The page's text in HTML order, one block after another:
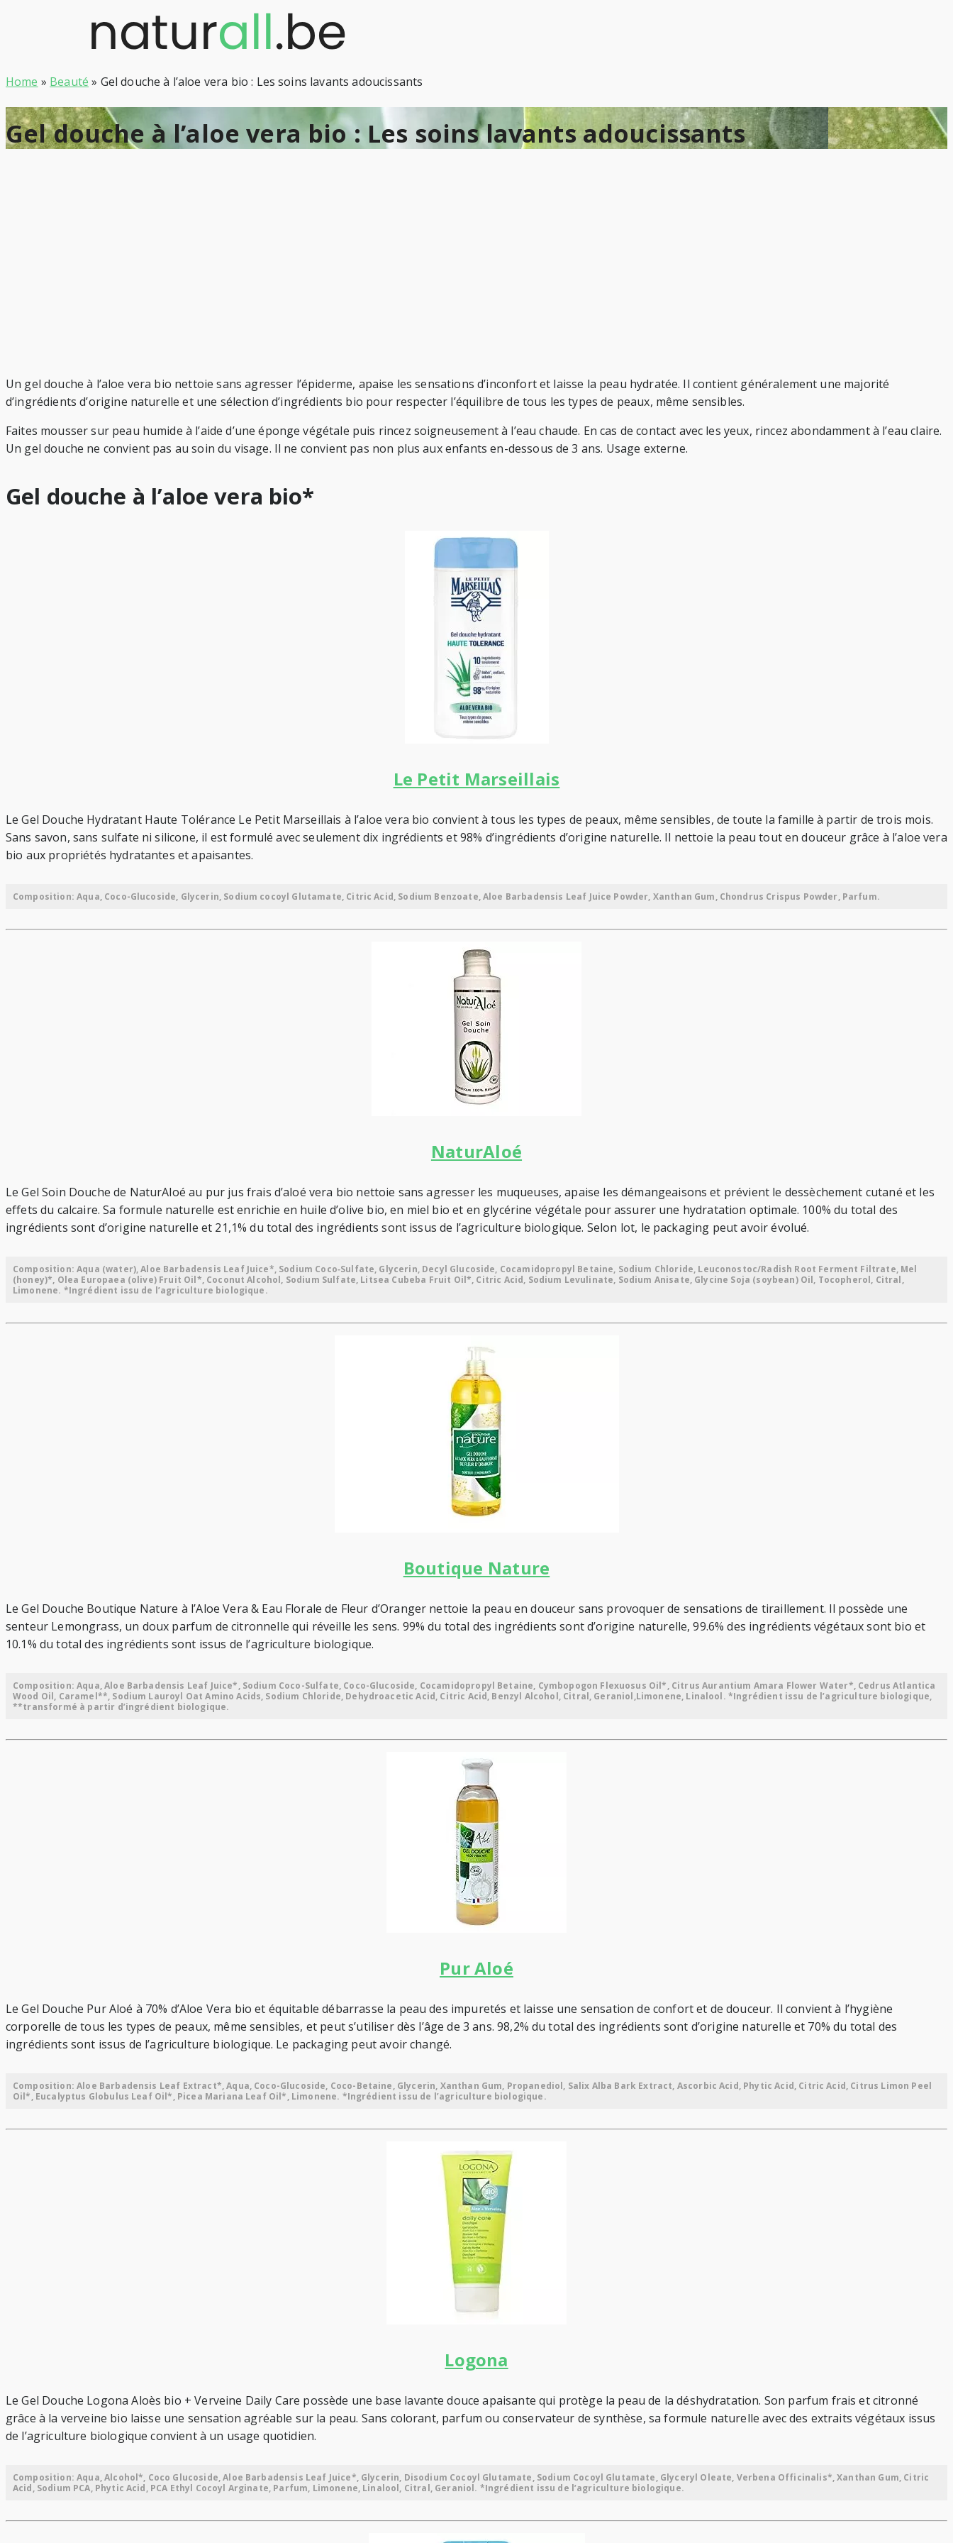
Home » Beauté » Gel douche à l’aloe vera bio : Les soins lavants adoucissants
Gel douche à l’aloe vera bio : Les soins lavants adoucissants
Un gel douche à l’aloe vera bio nettoie sans agresser l’épiderme, apaise les sensations d’inconfort et laisse la peau hydratée. Il contient généralement une majorité
d’ingrédients d’origine naturelle et une sélection d’ingrédients bio pour respecter l’équilibre de tous les types de peaux, même sensibles.
Faites mousser sur peau humide à l’aide d’une éponge végétale puis rincez soigneusement à l’eau chaude. En cas de contact avec les yeux, rincez abondamment à l’eau claire.
Un gel douche ne convient pas au soin du visage. Il ne convient pas non plus aux enfants en-dessous de 3 ans. Usage externe.
Gel douche à l’aloe vera bio*
Le Petit Marseillais
Le Gel Douche Hydratant Haute Tolérance Le Petit Marseillais à l’aloe vera bio convient à tous les types de peaux, même sensibles, de toute la famille à partir de trois mois.
Sans savon, sans sulfate ni silicone, il est formulé avec seulement dix ingrédients et 98% d’ingrédients d’origine naturelle. Il nettoie la peau tout en douceur grâce à l’aloe vera
bio aux propriétés hydratantes et apaisantes.
Composition: Aqua, Coco-Glucoside, Glycerin, Sodium cocoyl Glutamate, Citric Acid, Sodium Benzoate, Aloe Barbadensis Leaf Juice Powder, Xanthan Gum, Chondrus Crispus Powder, Parfum.
NaturAloé
Le Gel Soin Douche de NaturAloé au pur jus frais d’aloé vera bio nettoie sans agresser les muqueuses, apaise les démangeaisons et prévient le dessèchement cutané et les
effets du calcaire. Sa formule naturelle est enrichie en huile d’olive bio, en miel bio et en glycérine végétale pour assurer une hydratation optimale. 100% du total des
ingrédients sont d’origine naturelle et 21,1% du total des ingrédients sont issus de l’agriculture biologique. Selon lot, le packaging peut avoir évolué.
Composition: Aqua (water), Aloe Barbadensis Leaf Juice*, Sodium Coco‐Sulfate, Glycerin, Decyl Glucoside, Cocamidopropyl Betaine, Sodium Chloride, Leuconostoc/Radish Root Ferment Filtrate, Mel
(honey)*, Olea Europaea (olive) Fruit Oil*, Coconut Alcohol, Sodium Sulfate, Litsea Cubeba Fruit Oil*, Citric Acid, Sodium Levulinate, Sodium Anisate, Glycine Soja (soybean) Oil, Tocopherol, Citral,
Limonene. *Ingrédient issu de l’agriculture biologique.
Boutique Nature
Le Gel Douche Boutique Nature à l’Aloe Vera & Eau Florale de Fleur d’Oranger nettoie la peau en douceur sans provoquer de sensations de tiraillement. Il possède une
senteur Lemongrass, un doux parfum de citronnelle qui réveille les sens. 99% du total des ingrédients sont d’origine naturelle, 99.6% des ingrédients végétaux sont bio et
10.1% du total des ingrédients sont issus de l’agriculture biologique.
Composition: Aqua, Aloe Barbadensis Leaf Juice*, Sodium Coco-Sulfate, Coco-Glucoside, Cocamidopropyl Betaine, Cymbopogon Flexuosus Oil*, Citrus Aurantium Amara Flower Water*, Cedrus Atlantica
Wood Oil, Caramel**, Sodium Lauroyl Oat Amino Acids, Sodium Chloride, Dehydroacetic Acid, Citric Acid, Benzyl Alcohol, Citral, Geraniol,Limonene, Linalool. *Ingrédient issu de l’agriculture biologique,
**transformé à partir d’ingrédient biologique.
Pur Aloé
Le Gel Douche Pur Aloé à 70% d’Aloe Vera bio et équitable débarrasse la peau des impuretés et laisse une sensation de confort et de douceur. Il convient à l’hygiène
corporelle de tous les types de peaux, même sensibles, et peut s’utiliser dès l’âge de 3 ans. 98,2% du total des ingrédients sont d’origine naturelle et 70% du total des
ingrédients sont issus de l’agriculture biologique. Le packaging peut avoir changé.
Composition: Aloe Barbadensis Leaf Extract*, Aqua, Coco-Glucoside, Coco-Betaine, Glycerin, Xanthan Gum, Propanediol, Salix Alba Bark Extract, Ascorbic Acid, Phytic Acid, Citric Acid, Citrus Limon Peel
Oil*, Eucalyptus Globulus Leaf Oil*, Picea Mariana Leaf Oil*, Limonene. *Ingrédient issu de l’agriculture biologique.
Logona
Le Gel Douche Logona Aloès bio + Verveine Daily Care possède une base lavante douce apaisante qui protège la peau de la déshydratation. Son parfum frais et citronné
grâce à la verveine bio laisse une sensation agréable sur la peau. Sans colorant, parfum ou conservateur de synthèse, sa formule naturelle avec des extraits végétaux issus
de l’agriculture biologique convient à un usage quotidien.
Composition: Aqua, Alcohol*, Coco Glucoside, Aloe Barbadensis Leaf Juice*, Glycerin, Disodium Cocoyl Glutamate, Sodium Cocoyl Glutamate, Glyceryl Oleate, Verbena Officinalis*, Xanthan Gum, Citric
Acid, Sodium PCA, Phytic Acid, PCA Ethyl Cocoyl Arginate, Parfum, Limonene, Linalool, Citral, Geraniol. *Ingrédient issu de l’agriculture biologique.